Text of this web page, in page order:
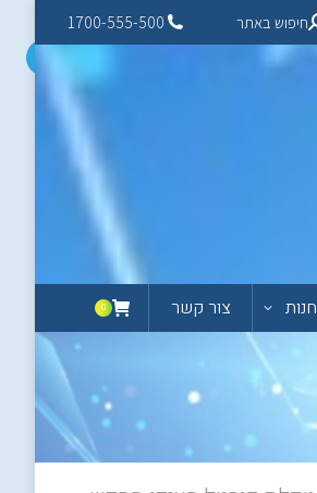
חיפוש באתר 1700-555-500
חנות צור קשר 0